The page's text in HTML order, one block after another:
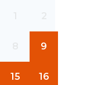
9
15 16